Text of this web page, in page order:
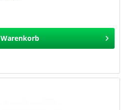
Warenkorb